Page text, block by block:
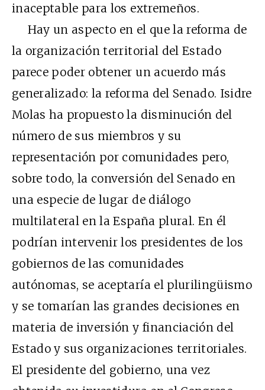
inaceptable para los extremeños.
Hay un aspecto en el que la reforma de
la organización territorial del Estado
parece poder obtener un acuerdo más
generalizado: la reforma del Senado. Isidre
Molas ha propuesto la disminución del
número de sus miembros y su
representación por comunidades pero,
sobre todo, la conversión del Senado en
una especie de lugar de diálogo
multilateral en la España plural. En él
podrían intervenir los presidentes de los
gobiernos de las comunidades
autónomas, se aceptaría el plurilingüismo
y se tomarían las grandes decisiones en
materia de inversión y financiación del
Estado y sus organizaciones territoriales.
El presidente del gobierno, una vez